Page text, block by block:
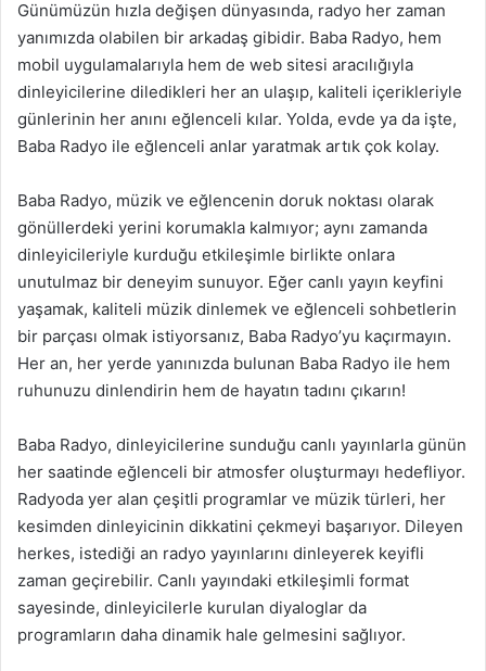
Günümüzün hızla değişen dünyasında, radyo her zaman
yanımızda olabilen bir arkadaş gibidir. Baba Radyo, hem
mobil uygulamalarıyla hem de web sitesi aracılığıyla
dinleyicilerine diledikleri her an ulaşıp, kaliteli içerikleriyle
günlerinin her anını eğlenceli kılar. Yolda, evde ya da işte,
Baba Radyo ile eğlenceli anlar yaratmak artık çok kolay.
Baba Radyo, müzik ve eğlencenin doruk noktası olarak
gönüllerdeki yerini korumakla kalmıyor; aynı zamanda
dinleyicileriyle kurduğu etkileşimle birlikte onlara
unutulmaz bir deneyim sunuyor. Eğer canlı yayın keyfini
yaşamak, kaliteli müzik dinlemek ve eğlenceli sohbetlerin
bir parçası olmak istiyorsanız, Baba Radyo’yu kaçırmayın.
Her an, her yerde yanınızda bulunan Baba Radyo ile hem
ruhunuzu dinlendirin hem de hayatın tadını çıkarın!
Baba Radyo, dinleyicilerine sunduğu canlı yayınlarla günün
her saatinde eğlenceli bir atmosfer oluşturmayı hedefliyor.
Radyoda yer alan çeşitli programlar ve müzik türleri, her
kesimden dinleyicinin dikkatini çekmeyi başarıyor. Dileyen
herkes, istediği an radyo yayınlarını dinleyerek keyifli
zaman geçirebilir. Canlı yayındaki etkileşimli format
sayesinde, dinleyicilerle kurulan diyaloglar da
programların daha dinamik hale gelmesini sağlıyor.